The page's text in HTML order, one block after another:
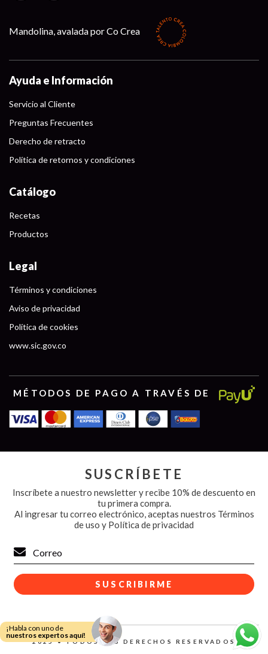
Mandolina, avalada por Co Crea
Ayuda e Información
Servicio al Cliente
Preguntas Frecuentes
Derecho de retracto
Política de retornos y condiciones
Catálogo
Recetas
Productos
Legal
Términos y condiciones
Aviso de privacidad
Política de cookies
www.sic.gov.co
MÉTODOS DE PAGO A TRAVÉS DE
SUSCRÍBETE
Inscríbete a nuestro newsletter y recibe 10% de descuento en
tu primera compra.
Al ingresar tu correo electrónico, aceptas nuestros Términos
de uso y Política de privacidad
2025 • TODOS LOS DERECHOS RESERVADOS
¡Habla con uno de
nuestros expertos aquí!